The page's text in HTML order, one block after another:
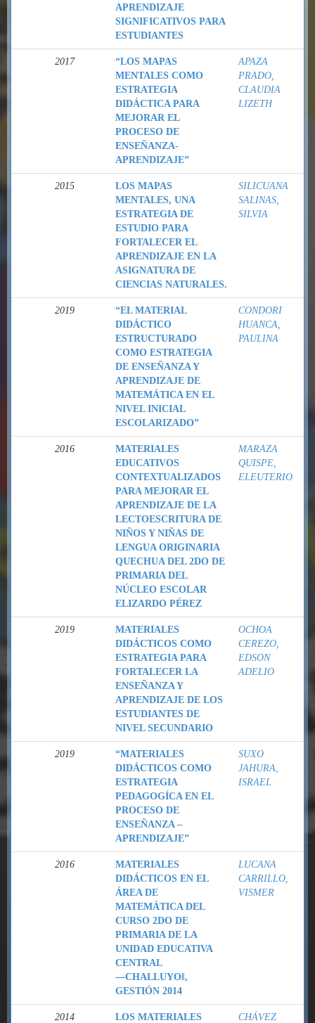
APRENDIZAJE
SIGNIFICATIVOS PARA
ESTUDIANTES
2017
“LOS MAPAS
MENTALES COMO
ESTRATEGIA
DIDÁCTICA PARA
MEJORAR EL
PROCESO DE
ENSEÑANZA-
APRENDIZAJE”
APAZA
PRADO,
CLAUDIA
LIZETH
2015
LOS MAPAS
MENTALES, UNA
ESTRATEGIA DE
ESTUDIO PARA
FORTALECER EL
APRENDIZAJE EN LA
ASIGNATURA DE
CIENCIAS NATURALES.
SILICUANA
SALINAS,
SILVIA
2019
“EL MATERIAL
DIDÁCTICO
ESTRUCTURADO
COMO ESTRATEGIA
DE ENSEÑANZA Y
APRENDIZAJE DE
MATEMÁTICA EN EL
NIVEL INICIAL
ESCOLARIZADO”
CONDORI
HUANCA,
PAULINA
2016
MATERIALES
EDUCATIVOS
CONTEXTUALIZADOS
PARA MEJORAR EL
APRENDIZAJE DE LA
LECTOESCRITURA DE
NIÑOS Y NIÑAS DE
LENGUA ORIGINARIA
QUECHUA DEL 2DO DE
PRIMARIA DEL
NÚCLEO ESCOLAR
ELIZARDO PÉREZ
MARAZA
QUISPE,
ELEUTERIO
2019
MATERIALES
DIDÁCTICOS COMO
ESTRATEGIA PARA
FORTALECER LA
ENSEÑANZA Y
APRENDIZAJE DE LOS
ESTUDIANTES DE
NIVEL SECUNDARIO
OCHOA
CEREZO,
EDSON
ADELIO
2019
“MATERIALES
DIDÁCTICOS COMO
ESTRATEGIA
PEDAGOGÍCA EN EL
PROCESO DE
ENSEÑANZA –
APRENDIZAJE”
SUXO
JAHURA,
ISRAEL
2016
MATERIALES
DIDÁCTICOS EN EL
ÁREA DE
MATEMÁTICA DEL
CURSO 2DO DE
PRIMARIA DE LA
UNIDAD EDUCATIVA
CENTRAL
―CHALLUYO‖,
GESTIÓN 2014
LUCANA
CARRILLO,
VISMER
2014
LOS MATERIALES
CHÁVEZ